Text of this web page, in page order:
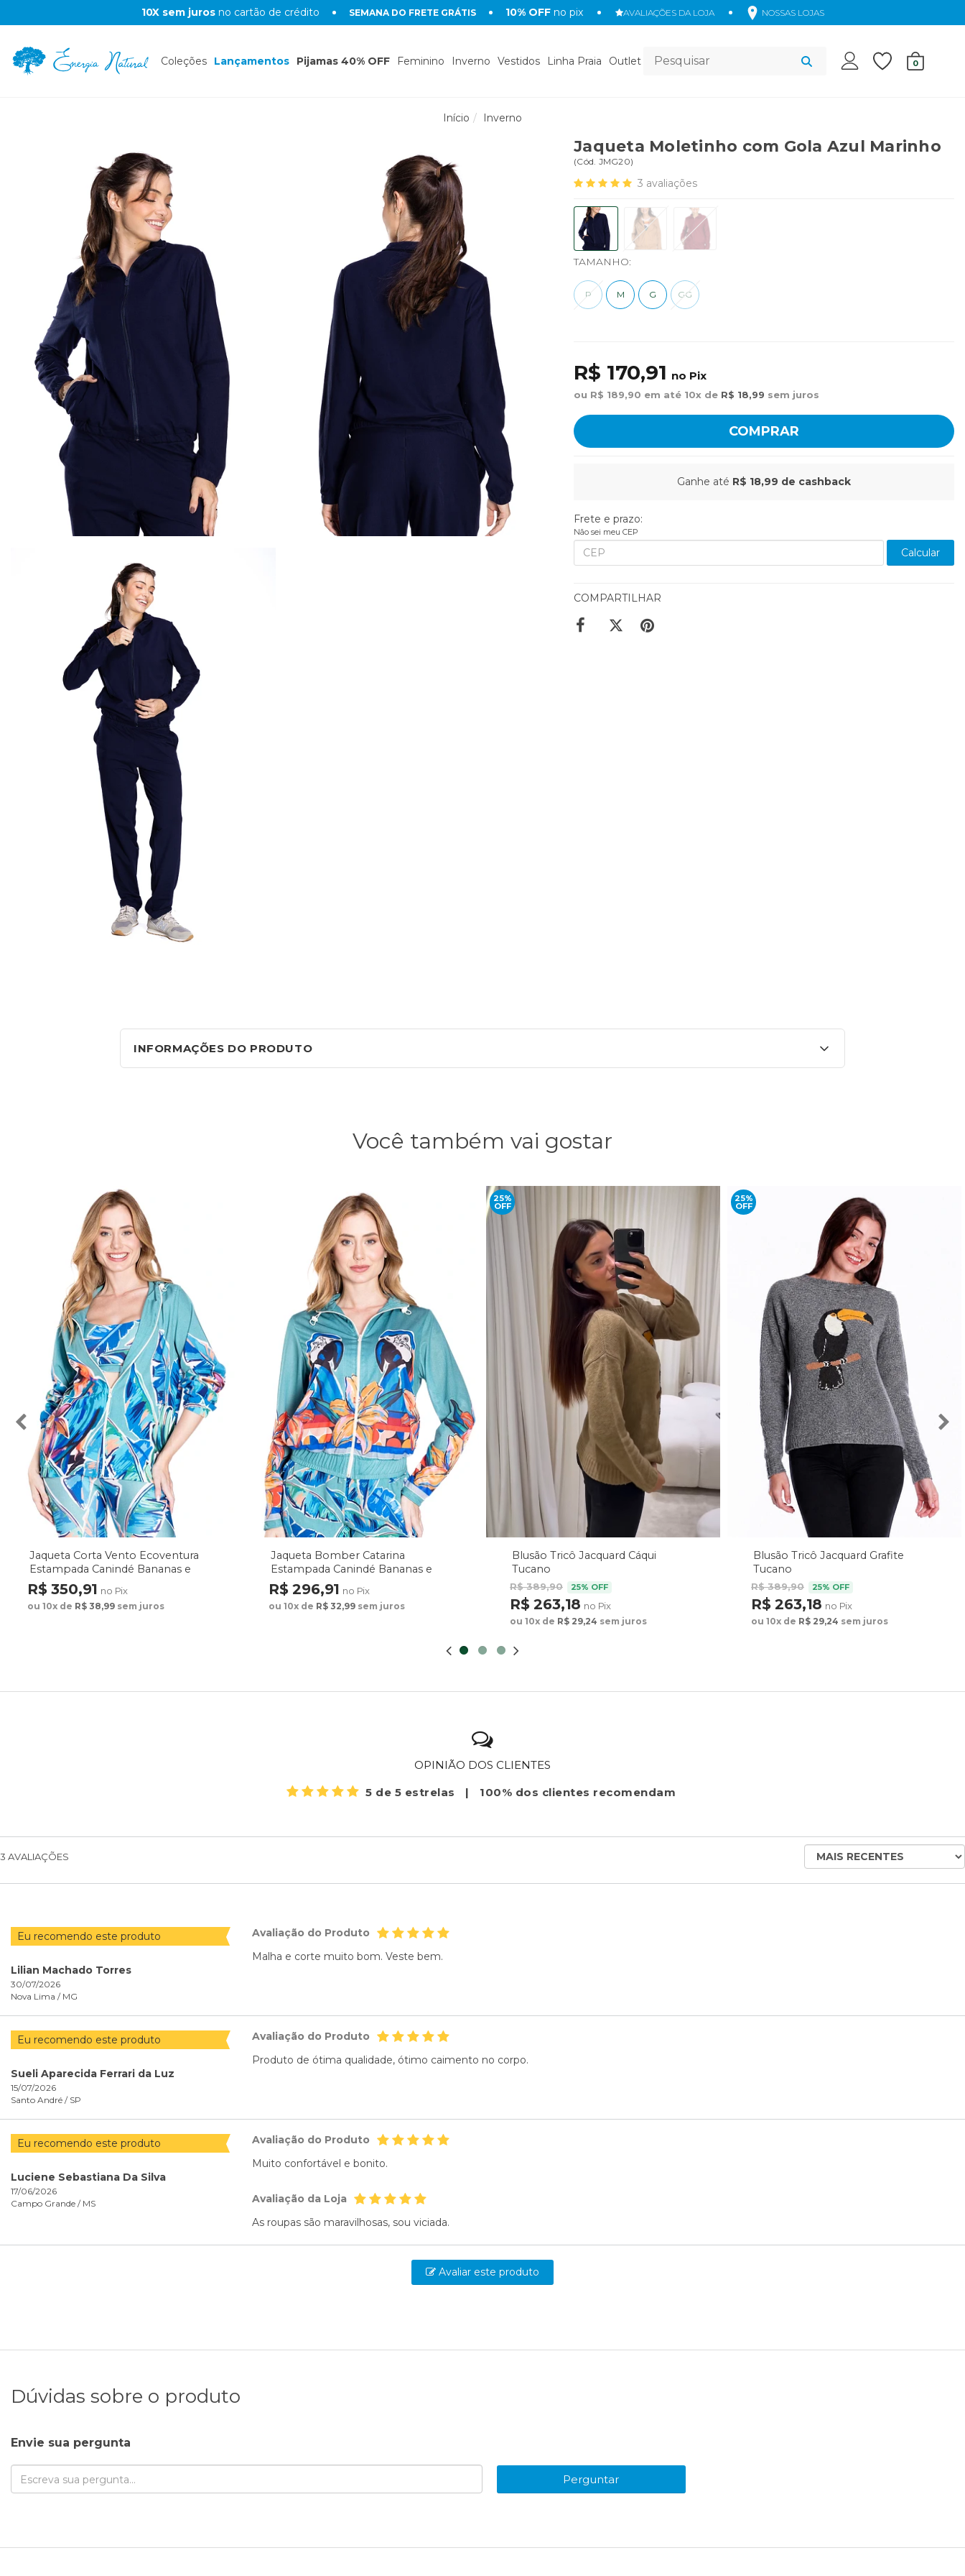
10X sem jurosno cartão de crédito SEMANA DO FRETE GRÁTIS 10% OFF no pix AVALIAÇÕES DA LOJA NOSSAS LOJAS
Coleções Lançamentos Pijamas 40% OFF Feminino Inverno Vestidos Linha Praia Outlet Acessórios 0
Início Inverno
Jaqueta Moletinho com Gola Azul Marinho
(Cód. JMG20)
3 avaliações
TAMANHO:
P M G GG
R$ 170,91 no Pix
ou R$ 189,90 em até 10x de R$ 18,99 sem juros
COMPRAR
Ganhe até R$ 18,99 de cashback
Frete e prazo:
Não sei meu CEP
Calcular
COMPARTILHAR
INFORMAÇÕES DO PRODUTO
Você também vai gostar
Jaqueta Corta Vento Ecoventura
Estampada Canindé Bananas e
Lírio
R$ 350,91 no Pix
ou 10x de R$ 38,99 sem juros
Jaqueta Bomber Catarina
Estampada Canindé Bananas e
Lírio
R$ 296,91 no Pix
ou 10x de R$ 32,99 sem juros
25%
OFF
Blusão Tricô Jacquard Cáqui
Tucano
R$ 389,90 25% OFF
R$ 263,18 no Pix
ou 10x de R$ 29,24 sem juros
25%
OFF
Blusão Tricô Jacquard Grafite
Tucano
R$ 389,90 25% OFF
R$ 263,18 no Pix
ou 10x de R$ 29,24 sem juros
OPINIÃO DOS CLIENTES
5 de 5 estrelas
| 100% dos clientes recomendam
3 AVALIAÇÕES
ORDENAR
AVALIAÇÕES
Eu recomendo este produto
Lilian Machado Torres
30/07/2026
Nova Lima / MG
Avaliação do Produto
Malha e corte muito bom. Veste bem.
Eu recomendo este produto
Sueli Aparecida Ferrari da Luz
15/07/2026
Santo André / SP
Avaliação do Produto
Produto de ótima qualidade, ótimo caimento no corpo.
Eu recomendo este produto
Luciene Sebastiana Da Silva
17/06/2026
Campo Grande / MS
Avaliação do Produto
Muito confortável e bonito.
Avaliação da Loja
As roupas são maravilhosas, sou viciada.
Avaliar este produto
Dúvidas sobre o produto
Envie sua pergunta
Perguntar